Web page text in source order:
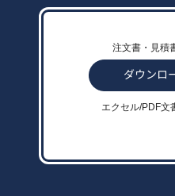
注文書・見積
エクセル/PDF文